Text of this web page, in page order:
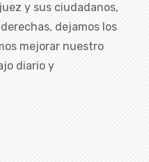
y sus ciudadanos,
dejamos los
mejorar nuestro
diario y